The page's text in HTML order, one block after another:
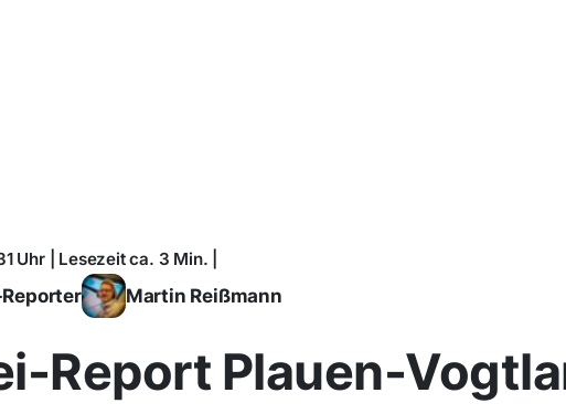
Uhr | Lesezeit ca. 3 Min. |
Martin Reißmann
Report Plauen-